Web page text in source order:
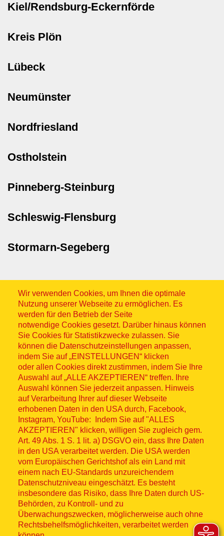
Kiel/Rendsburg-Eckernförde
Kreis Plön
Lübeck
Neumünster
Nordfriesland
Ostholstein
Pinneberg-Steinburg
Schleswig-Flensburg
Stormarn-Segeberg
Wir verwenden Cookies, um Ihnen die optimale
Nutzung unserer Webseite zu ermöglichen. Es
werden für den Betrieb der Seite
notwendige Cookies gesetzt. Darüber hinaus können
Sie Cookies für Statistikzwecke zulassen. Sie
können die Datenschutzeinstellungen anpassen,
indem Sie auf „EINSTELLUNGEN“ klicken
oder allen Cookies direkt zustimmen, indem Sie Ihre
Auswahl auf „ALLE AKZEPTIEREN“ treffen. Ihre
Auswahl können Sie jederzeit anpassen. Hinweis
auf Verarbeitung Ihrer auf dieser Webseite
erhobenen Daten in den USA durch, Facebook,
Instagram, YouTube: Indem Sie auf "ALLES
AKZEPTIEREN" klicken, willigen Sie zugleich gem.
Art. 49 Abs. 1 S. 1 lit. a) DSGVO ein, dass Ihre Daten
in den USA verarbeitet werden. Die USA werden
vom Europäischen Gerichtshof als ein Land mit
einem nach EU-Standards unzureichendem
Datenschutzniveau eingeschätzt. Es besteht
insbesondere das Risiko, dass Ihre Daten durch US-
Behörden, zu Kontroll- und zu
Überwachungszwecken, möglicherweise auch ohne
Rechtsbehelfsmöglichkeiten, verarbeitet werden
Sitemap
© ASB 2026
Fußzeilenmenü
Impressum
Datenschutz
Kontakt
Hinweisgebersystem
Lieferkette
Widerruf